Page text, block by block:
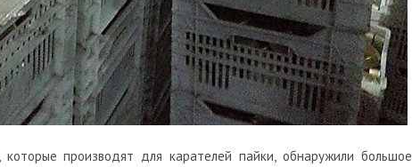
производят для карателей пайки, обнаружили большое